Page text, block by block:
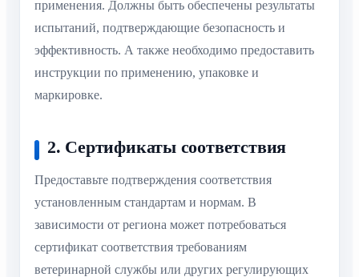
применения. Должны быть обеспечены результаты
испытаний, подтверждающие безопасность и
эффективность. А также необходимо предоставить
инструкции по применению, упаковке и
маркировке.
2. Сертификаты соответствия
Предоставьте подтверждения соответствия
установленным стандартам и нормам. В
зависимости от региона может потребоваться
сертификат соответствия требованиям
ветеринарной службы или других регулирующих